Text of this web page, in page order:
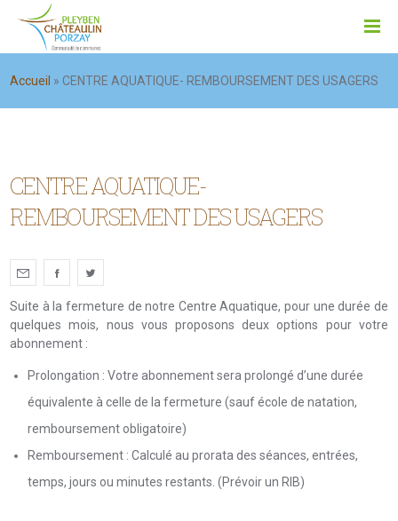
Accueil »CENTRE AQUATIQUE- REMBOURSEMENT DES USAGERS
CENTRE AQUATIQUE-
REMBOURSEMENT DES USAGERS
Suite à la fermeture de notre Centre Aquatique, pour une durée de
quelques mois, nous vous proposons deux options pour votre
abonnement :
Prolongation : Votre abonnement sera prolongé d’une durée
équivalente à celle de la fermeture (sauf école de natation,
remboursement obligatoire)
Remboursement : Calculé au prorata des séances, entrées,
temps, jours ou minutes restants. (Prévoir un RIB)